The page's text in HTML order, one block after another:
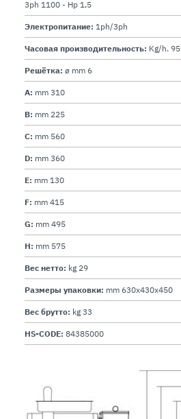
3ph 1100 - Hp 1,5
Электропитание: 1ph/3ph
Часовая производительность: Kg/h. 95
Решётка: ø mm 6
A: mm 310
B: mm 225
C: mm 560
D: mm 360
E: mm 130
F: mm 415
G: mm 495
H: mm 575
Вес нетто: kg 29
Размеры упаковки: mm 630x430x450
Вес брутто: kg 33
HS-CODE: 84385000